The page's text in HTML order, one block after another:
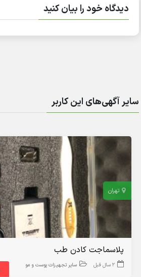
دیدگاه خود را بیان کنید
سایر آگهی‌های این کاربر
تهران
پلاسماجت کادن طب
2 سال قبل سایر تجهیزات پوست و مو